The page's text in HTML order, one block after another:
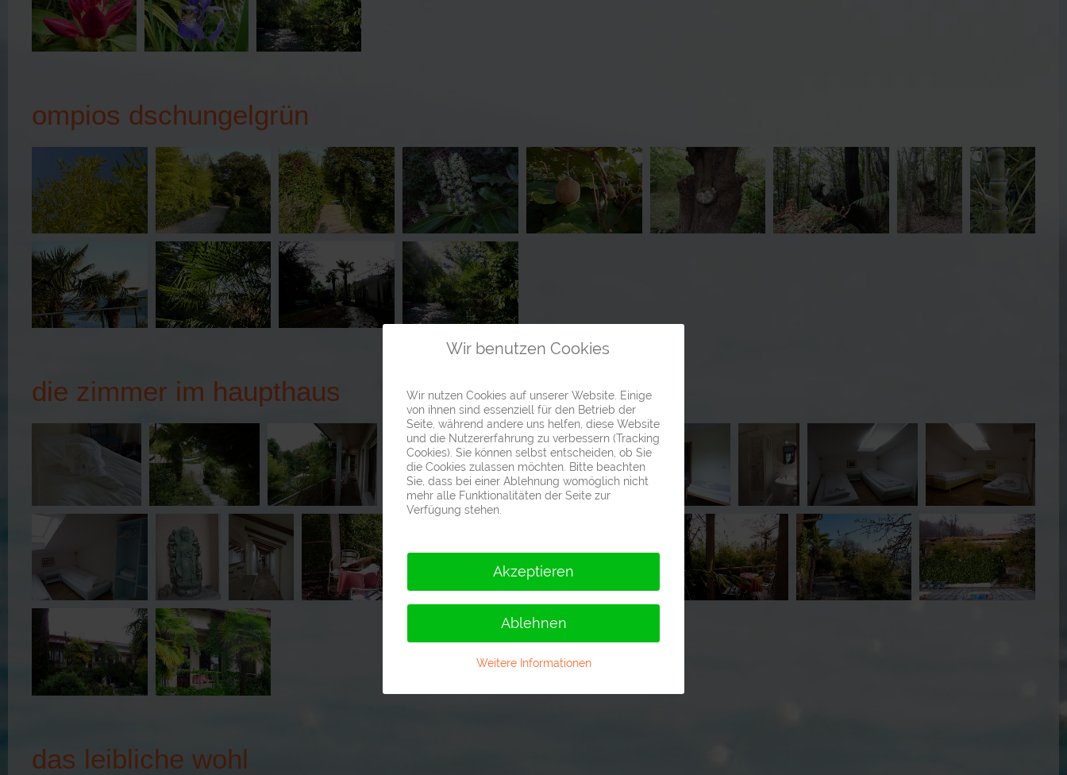
ompios dschungelgrün
die zimmer im haupthaus
das leibliche wohl
Wir benutzen Cookies
Wir nutzen Cookies auf unserer Website. Einige
von ihnen sind essenziell für den Betrieb der
Seite, während andere uns helfen, diese Website
und die Nutzererfahrung zu verbessern (Tracking
Cookies). Sie können selbst entscheiden, ob Sie
die Cookies zulassen möchten. Bitte beachten
Sie, dass bei einer Ablehnung womöglich nicht
mehr alle Funktionalitäten der Seite zur
Verfügung stehen.
Akzeptieren
Ablehnen
Weitere Informationen